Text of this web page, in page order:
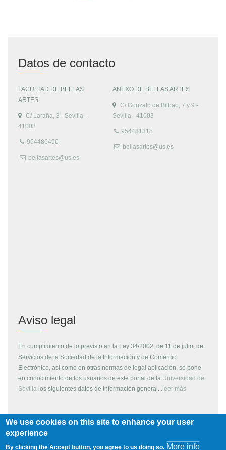
Datos de contacto
FACULTAD DE BELLAS
ARTES
C/ Laraña, 3 - Sevilla -
41003
954486490
bellasartes@us.es
ANEXO DE BELLAS ARTES
C/ Gonzalo de Bilbao, 7 y 9 -
Sevilla - 41003
954481318
bellasartes@us.es
Aviso legal
En cumplimiento de lo previsto en la Ley 34/2002, de 11 de julio, de
Servicios de la Sociedad de la Información y de Comercio
Electrónico, así como en otras normas de legal aplicación, se pone
en conocimiento de los usuarios de este portal de la Universidad de
Sevilla los siguientes datos de información general... leer más
Copyright
We use cookies on this site to enhance your user
experience
By clicking the Accept button, you agree to us doing so. More info